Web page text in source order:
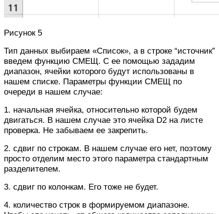
Рисунок 5
Тип данных выбираем «Список», а в строке “источник”
введем функцию СМЕЩ. С ее помощью зададим
диапазон, ячейки которого будут использованы в
нашем списке. Параметры функции СМЕЩ по
очереди в нашем случае:
1. начальная ячейка, относительно которой будем
двигаться. В нашем случае это ячейка D2 на листе
проверка. Не забываем ее закрепить.
2. сдвиг по строкам. В нашем случае его нет, поэтому
просто отделим место этого параметра стандартным
разделителем.
3. сдвиг по колонкам. Его тоже не будет.
4. количество строк в формируемом диапазоне.